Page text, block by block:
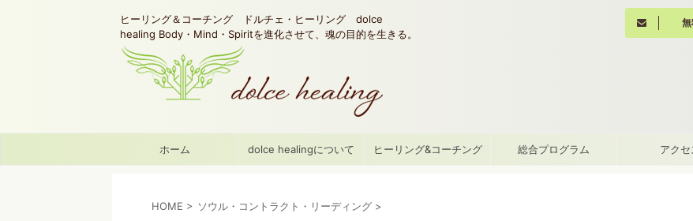
ヒーリング＆コーチング ドルチェ・ヒーリング dolce
healing Body・Mind・Spiritを進化させて、魂の目的を生きる。
ホーム dolce healingについて ヒーリング&コーチング 総合プログラム アクセ
HOME > ソウル・コントラクト・リーディング >